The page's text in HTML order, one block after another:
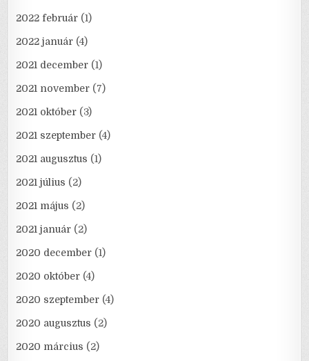
2022 február (1)
2022 január (4)
2021 december (1)
2021 november (7)
2021 október (3)
2021 szeptember (4)
2021 augusztus (1)
2021 július (2)
2021 május (2)
2021 január (2)
2020 december (1)
2020 október (4)
2020 szeptember (4)
2020 augusztus (2)
2020 március (2)